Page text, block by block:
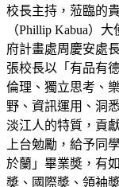
校長主持，蒞臨的
（Phillip Kabua）
府計畫處周慶安處
張校長以「有品有
倫理、獨立思考、
野、資訊運用、洞
淡江人的特質，貢
上台勉勵，給予同
於蘭」畢業奬，有
奬、國際奬、領袖